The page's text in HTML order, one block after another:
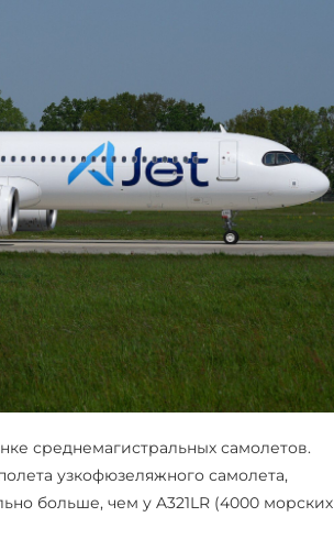
среднемагистральных самолетов.
узкофюзеляжного самолета,
больше, чем у A321LR (4000 морских